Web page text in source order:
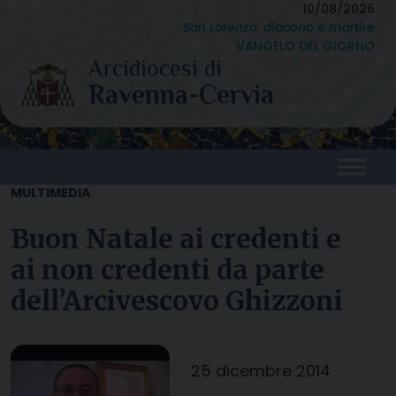
content
10/08/2026
San Lorenzo, diacono e martire
VANGELO DEL GIORNO
MULTIMEDIA
Buon Natale ai credenti e
ai non credenti da parte
dell’Arcivescovo Ghizzoni
25 dicembre 2014